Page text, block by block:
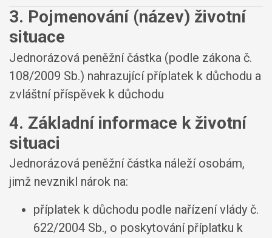
3. Pojmenování (název) životní
situace
Jednorázová peněžní částka (podle zákona č.
108/2009 Sb.) nahrazující příplatek k důchodu a
zvláštní příspěvek k důchodu
4. Základní informace k životní
situaci
Jednorázová peněžní částka náleží osobám,
jimž nevznikl nárok na:
příplatek k důchodu podle nařízení vlády č.
622/2004 Sb., o poskytování příplatku k